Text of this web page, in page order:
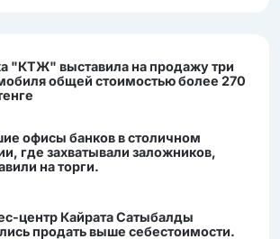
"КТЖ" выставила на продажу три
общей стоимостью более 270
офисы банков в столичном
где захватывали заложников,
на торги.
центр Кайрата Сатыбалды
продать выше себестоимости.